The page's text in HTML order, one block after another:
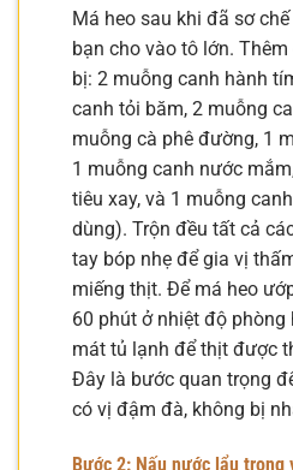
Má heo sau khi đã sơ
bạn cho vào tô lớn.
bị: 2 muỗng canh hành
canh tỏi băm, 2 muỗng
muỗng cà phê đường, 1
1 muỗng canh nước
tiêu xay, và 1 muỗng
dùng). Trộn đều tất cả
tay bóp nhẹ để gia vị
miếng thịt. Để má heo
60 phút ở nhiệt độ phòng
mát tủ lạnh để thịt được
Đây là bước quan trọng
có vị đậm đà, không bị
Bước 2: Nấu nước lẩu trong